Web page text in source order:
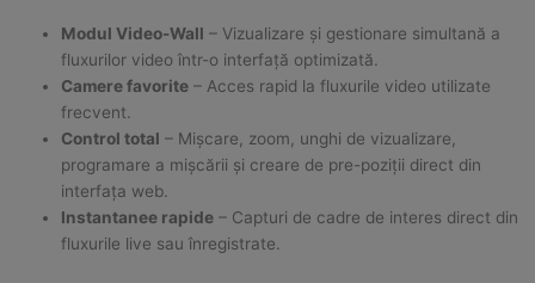
Modul Video-Wall – Vizualizare și gestionare simultană a
fluxurilor video într-o interfață optimizată.
Camere favorite – Acces rapid la fluxurile video utilizate
frecvent.
Control total – Mișcare, zoom, unghi de vizualizare,
programare a mișcării și creare de pre-poziții direct din
interfața web.
Instantanee rapide – Capturi de cadre de interes direct din
fluxurile live sau înregistrate.